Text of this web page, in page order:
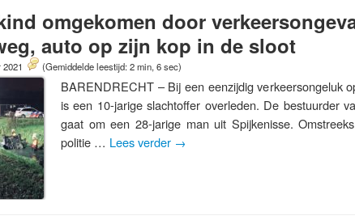
omgekomen door
auto op zijn kop in de sloot
(Gemiddelde leestijd: 2 min, 6 sec)
BARENDRECHT – Bij een eenzijdig verkeersongeluk
is een 10-jarige slachtoffer overleden. De bestuurder
gaat om een 28-jarige man uit Spijkenisse.
politie … Lees verder →